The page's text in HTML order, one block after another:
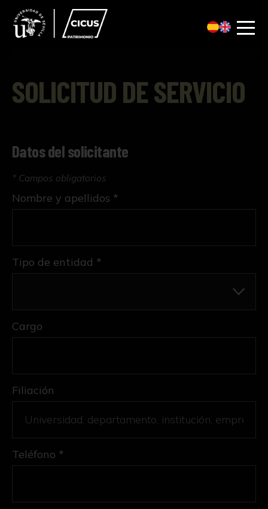
SOLICITUD DE SERVICIO
Datos del solicitante
* Campos obligatorios
Tipo de entidad *
Nombre y apellidos *
Cargo
Filiación
Teléfono *